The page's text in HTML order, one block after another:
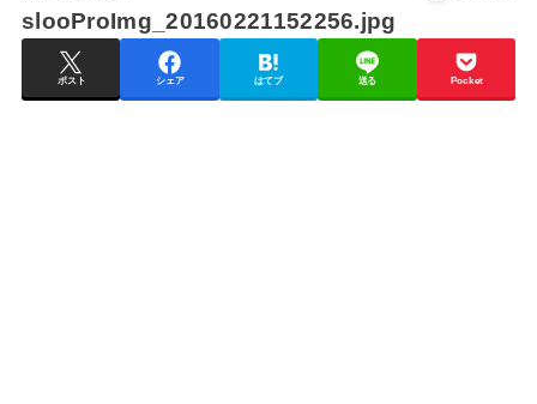
slooProImg_20160221152256.jpg
ポスト シェア はてブ 送る Pocket